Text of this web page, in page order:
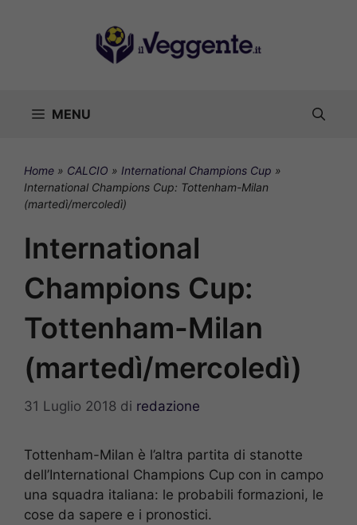
MENU
Home » CALCIO » International Champions Cup »
International Champions Cup: Tottenham-Milan
(martedì/mercoledì)
International
Champions Cup:
Tottenham-Milan
(martedì/mercoledì)
31 Luglio 2018 di redazione
Tottenham-Milan è l’altra partita di stanotte
dell’International Champions Cup con in campo
una squadra italiana: le probabili formazioni, le
cose da sapere e i pronostici.